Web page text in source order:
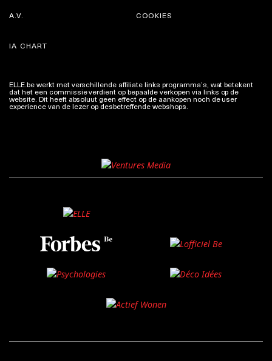
A.V.
IA CHART
COOKIES
ELLE.be werkt met verschillende affiliate links programma’s, wat betekent
dat het een commissie verdient op bepaalde verkopen via links op de
website. Dit heeft absoluut geen effect op de aankopen noch de user
experience van de lezer op desbetreffende webshops.